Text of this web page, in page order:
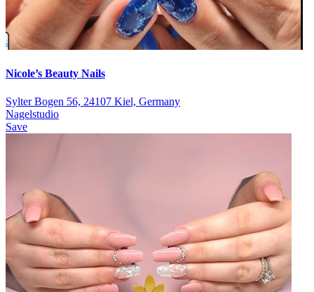
Nicole’s Beauty Nails
Sylter Bogen 56, 24107 Kiel, Germany
Nagelstudio
Save